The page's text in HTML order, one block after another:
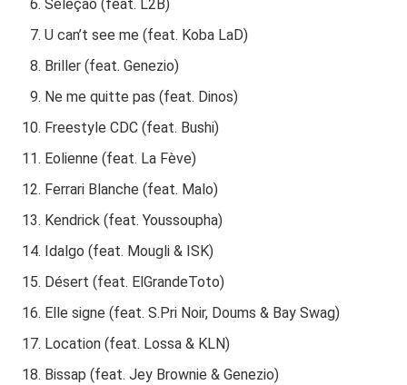
Seleção (feat. L2B)
U can’t see me (feat. Koba LaD)
Briller (feat. Genezio)
Ne me quitte pas (feat. Dinos)
Freestyle CDC (feat. Bushi)
Eolienne (feat. La Fève)
Ferrari Blanche (feat. Malo)
Kendrick (feat. Youssoupha)
Idalgo (feat. Mougli & ISK)
Désert (feat. ElGrandeToto)
Elle signe (feat. S.Pri Noir, Doums & Bay Swag)
Location (feat. Lossa & KLN)
Bissap (feat. Jey Brownie & Genezio)